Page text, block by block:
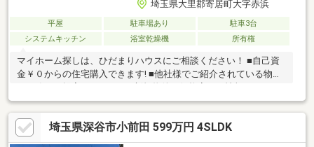
埼玉県大里郡寄居町大字赤浜
平屋 駐車場あり
駐車3台
システムキッチン
浴室乾燥機 所有権
マイホーム探しは、ひだまりハウスにご相談ください！ ■自己資
金￥０からの住宅購入できます! ■他社様でご紹介されている物件
スピーディーです。 ■インターネット非公開の物件もご紹介可能
です。 ■ご希望の方にはメールでのやりとりだけで大丈夫です。
■お忙しいときは現地待合せ＆現地解散できます。 ■平日のご見学
希望大歓迎です! ■住宅ローンアドバイザーが銀行手続きをお手伝
埼玉県深谷市小前田 599万円 4SLDK